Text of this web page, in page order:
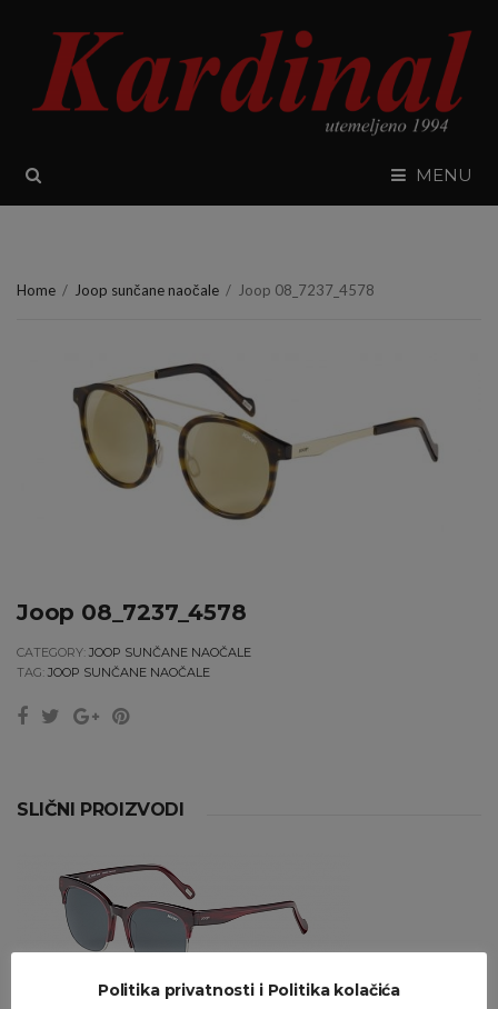
MENU
Home / Joop sunčane naočale / Joop 08_7237_4578
Joop 08_7237_4578
CATEGORY: JOOP SUNČANE NAOČALE
TAG: JOOP SUNČANE NAOČALE
SLIČNI PROIZVODI
Politika privatnosti i Politika kolačića